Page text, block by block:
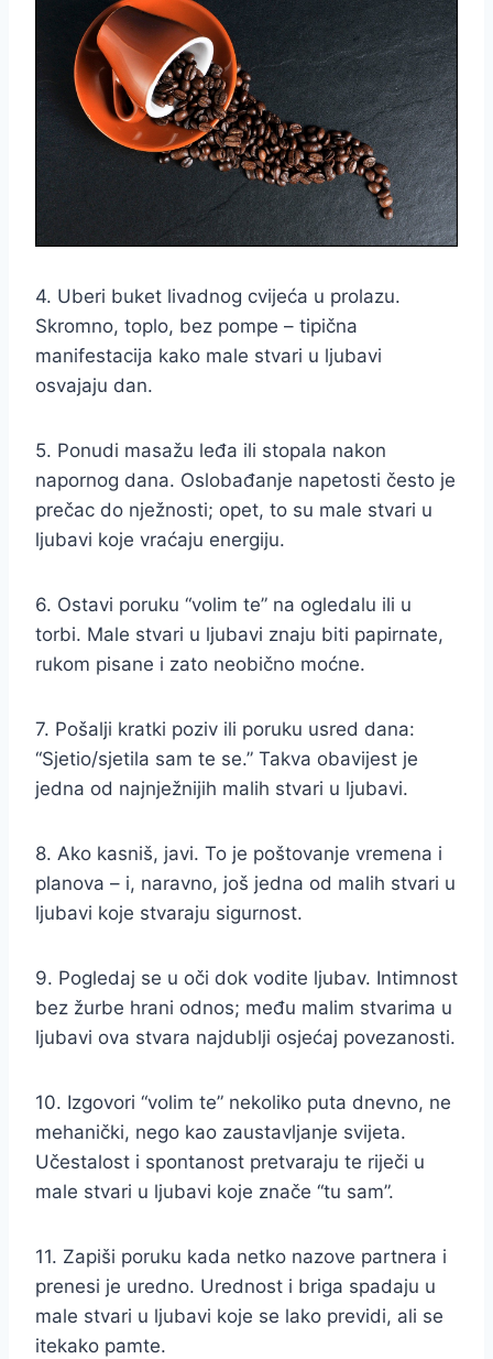
4. Uberi buket livadnog cvijeća u prolazu.
Skromno, toplo, bez pompe – tipična
manifestacija kako male stvari u ljubavi
osvajaju dan.
5. Ponudi masažu leđa ili stopala nakon
napornog dana. Oslobađanje napetosti često je
prečac do nježnosti; opet, to su male stvari u
ljubavi koje vraćaju energiju.
6. Ostavi poruku “volim te” na ogledalu ili u
torbi. Male stvari u ljubavi znaju biti papirnate,
rukom pisane i zato neobično moćne.
7. Pošalji kratki poziv ili poruku usred dana:
“Sjetio/sjetila sam te se.” Takva obavijest je
jedna od najnježnijih malih stvari u ljubavi.
8. Ako kasniš, javi. To je poštovanje vremena i
planova – i, naravno, još jedna od malih stvari u
ljubavi koje stvaraju sigurnost.
9. Pogledaj se u oči dok vodite ljubav. Intimnost
bez žurbe hrani odnos; među malim stvarima u
ljubavi ova stvara najdublji osjećaj povezanosti.
10. Izgovori “volim te” nekoliko puta dnevno, ne
mehanički, nego kao zaustavljanje svijeta.
Učestalost i spontanost pretvaraju te riječi u
male stvari u ljubavi koje znače “tu sam”.
11. Zapiši poruku kada netko nazove partnera i
prenesi je uredno. Urednost i briga spadaju u
male stvari u ljubavi koje se lako previdi, ali se
itekako pamte.